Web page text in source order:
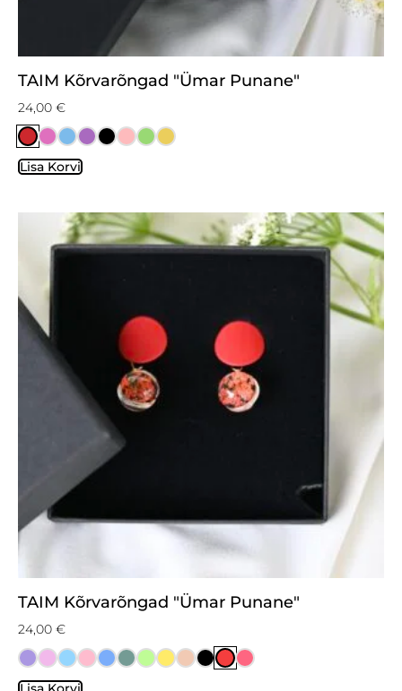
TAIM Kõrvarõngad "Ümar Punane"
24,00 €
Lisa Korvi
TAIM Kõrvarõngad "Ümar Punane"
24,00 €